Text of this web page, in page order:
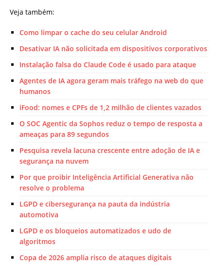
Veja também:
Como limpar o cache do seu celular Android
Desativar IA não solicitada em dispositivos corporativos
Instalação falsa do Claude Code é usado para ataque
Agentes de IA agora geram mais tráfego na web do que
humanos
iFood: nomes e CPFs de 1,2 milhão de clientes vazados
O SOC Agentic da Sophos reduz o tempo de resposta a
ameaças para 89 segundos
Pesquisa revela lacuna crescente entre adoção de IA e
segurança na nuvem
Por que proibir Inteligência Artificial Generativa não
resolve o problema
LGPD e cibersegurança na pauta da indústria
automotiva
LGPD e os bloqueios automatizados e udo de
algoritmos
Copa de 2026 amplia risco de ataques digitais